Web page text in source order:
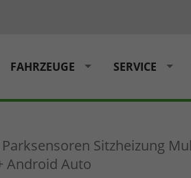
FAHRZEUGE SERVICE
Parksensoren Sitzheizung
Android Auto